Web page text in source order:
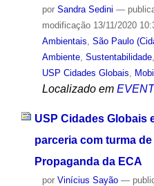
por Sandra Sedini —
modificação13/11/2020
Ambientais, São Paulo
Ambiente, Sustentabilidade,
USP Cidades Globais,
Localizado em
USP Cidades Globais
parceria com turma
Propaganda da ECA
por Vinícius Sayão —